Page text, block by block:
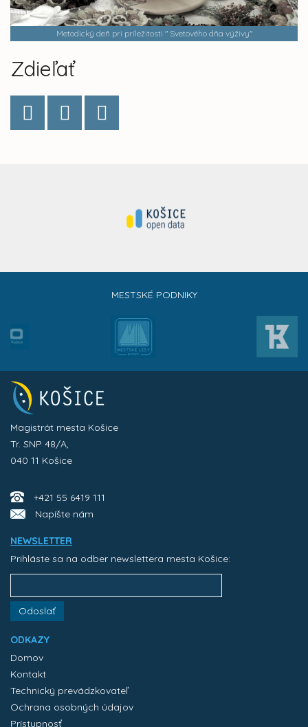
Metodický deň pri príležitosti " Svetového dňa výživy"
Zdieľať
MESTSKÉ PODNIKY
Magistrát mesta Košice
Tr. SNP 48/A,
040 11 Košice
+421 55 6419 111
Napíšte nám
NEWSLETTER
Prihláste sa na odber newslettera mesta Košice:
Odoslať
ODKAZY
Domov
Kontakt
Technický prevádzkovateľ
Ochrana osobných údajov
Prístupnosť